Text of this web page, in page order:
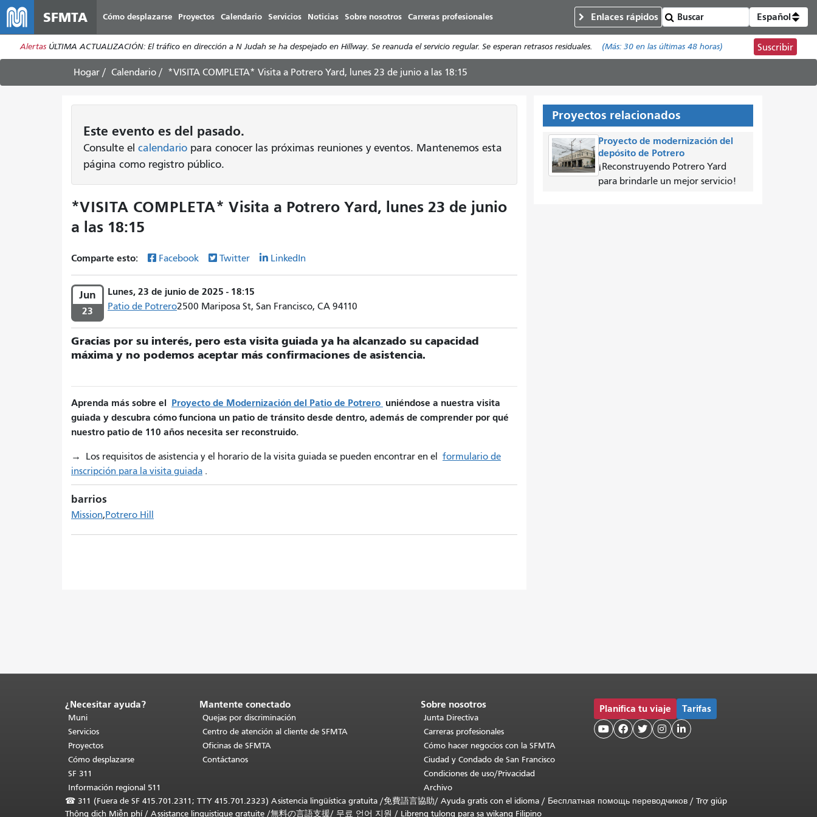
al
contenido
principal
SFMTA Cómo desplazarse Proyectos Calendario Servicios Noticias Sobre nosotros Carreras profesionales Enlaces rápidos Español
Alertas ÚLTIMA ACTUALIZACIÓN: El tráfico en dirección a N Judah se ha despejado en Hillway. Se reanuda el servicio regular. Se esperan retrasos residuales. (Más: 30 en las últimas 48 horas) Suscribir
Hogar Calendario *VISITA COMPLETA* Visita a Potrero Yard, lunes 23 de junio a las 18:15
Este evento es del pasado.
Consulte el calendario para conocer las próximas reuniones y eventos. Mantenemos esta
página como registro público.
*VISITA COMPLETA* Visita a Potrero Yard, lunes 23 de junio
a las 18:15
Comparte esto: Facebook Twitter LinkedIn
Jun
23
Lunes, 23 de junio de 2025 - 18:15
Patio de Potrero2500 Mariposa St, San Francisco, CA 94110
Gracias por su interés, pero esta visita guiada ya ha alcanzado su capacidad
máxima y no podemos aceptar más confirmaciones de asistencia.
Aprenda más sobre el Proyecto de Modernización del Patio de Potrero uniéndose a nuestra visita
guiada y descubra cómo funciona un patio de tránsito desde dentro, además de comprender por qué
nuestro patio de 110 años necesita ser reconstruido.
→ Los requisitos de asistencia y el horario de la visita guiada se pueden encontrar en el formulario de
inscripción para la visita guiada .
barrios
Mission Potrero Hill
Proyectos relacionados
Proyecto de modernización del
depósito de Potrero
¡Reconstruyendo Potrero Yard
para brindarle un mejor servicio!
Fin
del
contenido
de
la
página.
esta
¿Necesitar ayuda?
Muni
Servicios
Proyectos
Cómo desplazarse
SF 311
Información regional 511
Mantente conectado
Quejas por discriminación
Centro de atención al cliente de SFMTA
Oficinas de SFMTA
Contáctanos
Sobre nosotros
Junta Directiva
Carreras profesionales
Cómo hacer negocios con la SFMTA
Ciudad y Condado de San Francisco
Condiciones de uso/Privacidad
Archivo
Planifica tu viaje Tarifas
    
☎ 311 (Fuera de SF 415.701.2311; TTY 415.701.2323) Asistencia lingüística gratuita /免費語言協助/ Ayuda gratis con el idioma / Бесплатная помощь переводчиков / Trợ giúp
Thông dịch Miễn phí/ Assistance linguistique gratuite /無料の言語支援/ 무료 언어 지원 / Libreng tulong para sa wikang Filipino